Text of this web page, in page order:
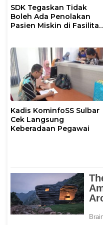
SDK Tegaskan Tidak
Boleh Ada Penolakan
Pasien Miskin di Fasilitas
Kadis KominfoSS Sulbar
Cek Langsung
Keberadaan Pegawai